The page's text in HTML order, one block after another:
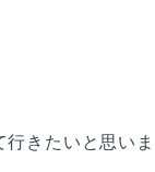
きたいと思いま